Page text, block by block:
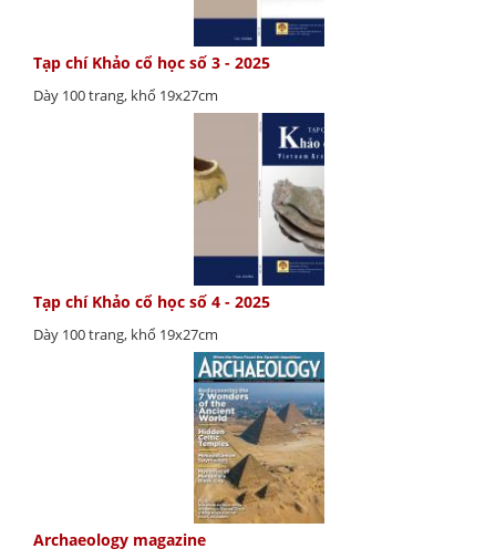
Tạp chí Khảo cổ học số 3 - 2025
Dày 100 trang, khổ 19x27cm
Tạp chí Khảo cổ học số 4 - 2025
Dày 100 trang, khổ 19x27cm
Archaeology magazine